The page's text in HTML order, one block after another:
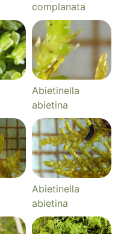
complanata
Abietinella
abietina
Abietinella
abietina